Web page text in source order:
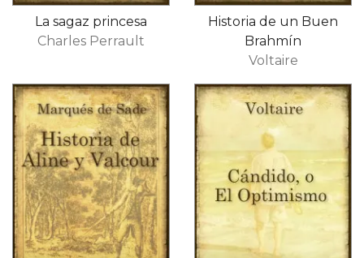
La sagaz princesa
Charles Perrault
Historia de un Buen
Brahmín
Voltaire